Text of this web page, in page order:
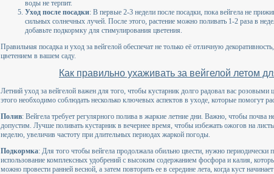
воды не терпит.
Уход после посадки: В первые 2-3 недели после посадки, пока вейгела не
сильных солнечных лучей. После этого, растение можно поливать 1-2 раза в
добавьте подкормку для стимулирования цветения.
Правильная посадка и уход за вейгелой обеспечат не только её отличную
цветением в вашем саду.
Как правильно ухаживать за вейгелой летом
Летний уход за вейгелой важен для того, чтобы кустарник долго радовал вас розовыми
этого необходимо соблюдать несколько ключевых аспектов в уходе, которые помогут
Полив: Вейгела требует регулярного полива в жаркие летние дни. Важно, чтобы почва
допустим. Лучше поливать кустарник в вечернее время, чтобы избежать ожогов на
неделю, увеличив частоту при длительных периодах жаркой погоды.
Подкормка: Для того чтобы вейгела продолжала обильно цвести, нужно
использование комплексных удобрений с высоким содержанием фосфора и калия,
можно провести ранней весной, а затем повторить ее в середине лета, когда куст